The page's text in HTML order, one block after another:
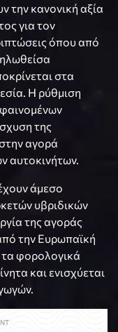
την κανονική αξία
για τον
όπου από
στα
Η ρύθμιση
της
αγορά
αυτοκινήτων.
άμεσο
υβριδικών
της αγοράς
την Ευρωπαϊκή
φορολογικά
και ενισχύεται